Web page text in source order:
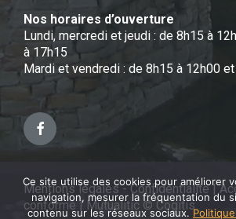
Nos horaires d’ouverture
Lundi, mercredi et jeudi : de 8h15 à
à 17h15
Mardi et vendredi : de 8h15 à 12h00
Facebook
Mentions légales - Confidentialité|
conforme| Mutualitic © Cogitis
Ce site utilise des cookies pour améliorer
navigation, mesurer la fréquentation du
contenu sur les réseaux sociaux.